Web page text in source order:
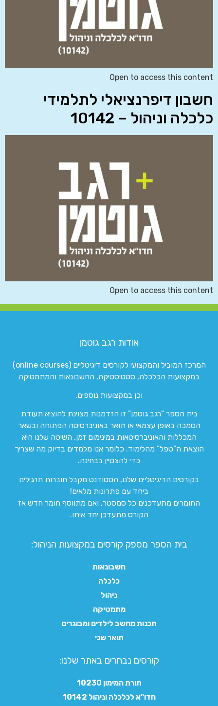
Open to access this content
חשבון דיפרנציאלי לתלמידי
כלכלה וניהול – 10142
Open to access this content
אודות רגב גוטמן
המרכז המוביל והמקצועי לקורסים דיגיטליים (online courses)
במקצועות הכלכלה, סטטיסטיקה, החשבונאות והמתמטיקה
וכן במקצועות נוספים.
בית הספר “רגב גוטמן” זו הזדמנות מצוינת להוציא תעודת
הסמכה באופן עצמאי או תואר באוניברסיטה הפתוחה ובשאר
המכללות והאוניברסיטאות במינימום זמן. השיטה שלנו היא
הוצאת ה”טפל” מהלימוד. כלומר אנו מלמדים בדיוק מה שצריך
כדי להצטיין בבחינה.
בקורסים הדיגיטליים שלנו, הסטודנט מקבל חוברות תרגילים
ביחד עם פתרונות מלאים!
החומרים מתעדכנים כל סמסטר, ואם מתווסף חומר חדש אז
הקורס מתעדכן יחד איתו.
בית הספר מספק קורסים במקצועות הניהול:
חשבונאות
כלכלה
ניהול
מתמטיקה
תכנות מחשב לילדים ומבוגרים
תואר שני
קורסים נבחרים באתר שלנו:​
תורת המימון 10230
חדו"א לכלכלה וניהול 10142